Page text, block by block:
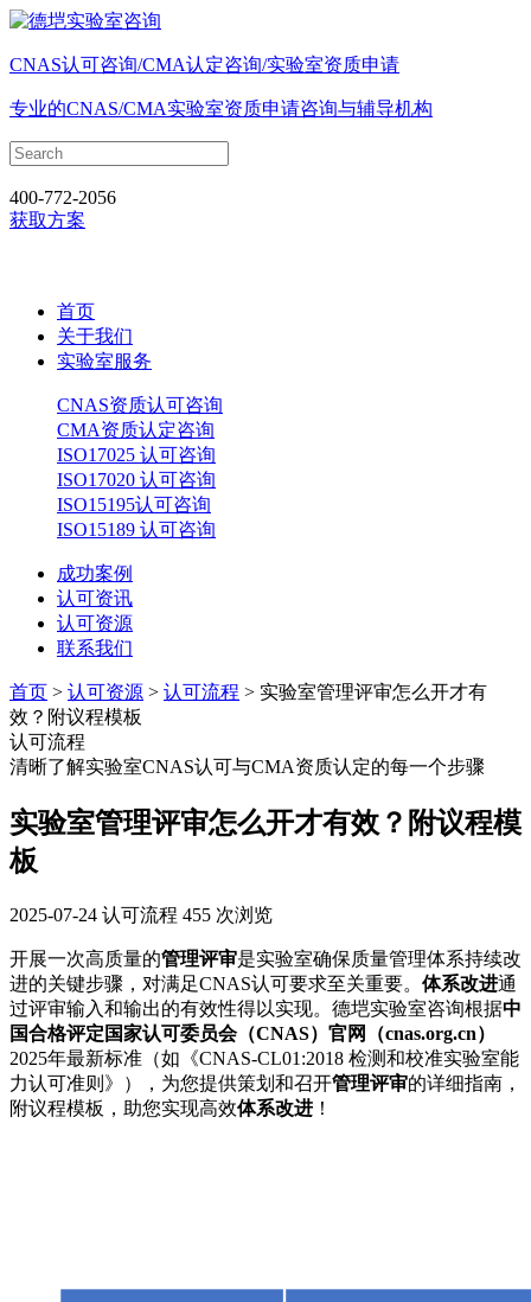
CNAS认可咨询/CMA认定咨询/实验室资质申请
专业的CNAS/CMA实验室资质申请咨询与辅导机构
400-772-2056
获取方案
首页
关于我们
实验室服务
CNAS资质认可咨询
CMA资质认定咨询
ISO17025 认可咨询
ISO17020 认可咨询
ISO15195认可咨询
ISO15189 认可咨询
成功案例
认可资讯
认可资源
联系我们
首页 > 认可资源 > 认可流程 > 实验室管理评审怎么开才有
效？附议程模板
认可流程
清晰了解实验室CNAS认可与CMA资质认定的每一个步骤
实验室管理评审怎么开才有效？附议程模
板
2025-07-24 认可流程 455 次浏览
开展一次高质量的管理评审是实验室确保质量管理体系持续改
进的关键步骤，对满足CNAS认可要求至关重要。 体系改进通
过评审输入和输出的有效性得以实现。德垲实验室咨询根据中
国合格评定国家认可委员会（CNAS）官网（cnas.org.cn）
2025年最新标准（如《CNAS-CL01:2018 检测和校准实验室能
力认可准则》），为您提供策划和召开管理评审的详细指南，
附议程模板，助您实现高效体系改进 ！